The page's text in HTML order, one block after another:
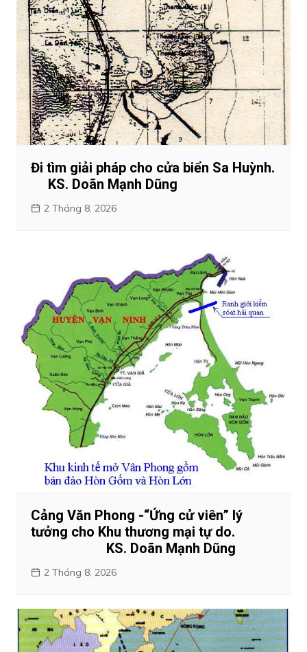
Đi tìm giải pháp cho cửa biển Sa Huỳnh.
KS. Doãn Mạnh Dũng
2 Tháng 8, 2026
Cảng Văn Phong -“Ứng cử viên” lý
tưởng cho Khu thương mại tự do.
KS. Doãn Mạnh Dũng
2 Tháng 8, 2026